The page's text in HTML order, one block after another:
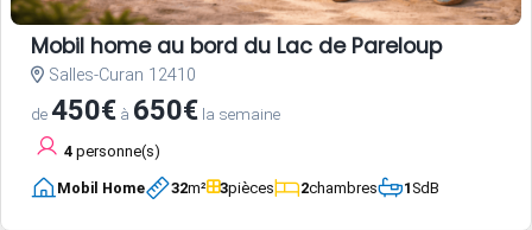
Mobil home au bord du Lac de Pareloup
Salles-Curan 12410
de450€ à 650€ la semaine
4 personne(s)
Mobil Home 32m² 3pièces 2chambres 1SdB